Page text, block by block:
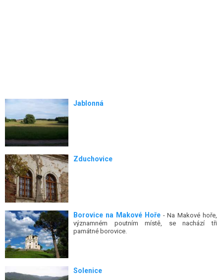
Jablonná
Zduchovice
Borovice na Makové Hoře- Na Makové hoře,
významném poutním místě, se nachází tři
památné borovice.
Solenice